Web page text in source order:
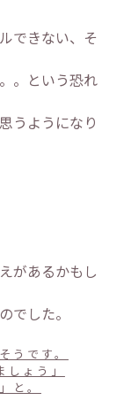
できない、そ
。という恐れ
うようになり
があるかもし
でした。
うです。
ょう」
と。